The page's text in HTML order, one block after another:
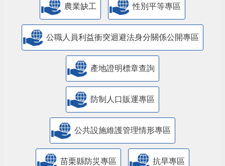
農業缺工 性別平等專區
公職人員利益衝突迴避法身分關係公開專區
產地證明標章查詢
防制人口販運專區
​公共設施維護管理情形專區
苗栗縣防災專區 抗旱專區